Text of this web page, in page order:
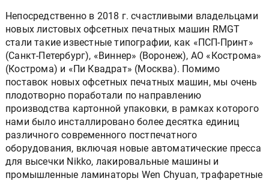
Непосредственно в 2018 г. счастливыми владельцами
новых листовых офсетных печатных машин RMGT
стали такие известные типографии, как «ПСП-Принт»
(Санкт-Петербург), «Виннер» (Воронеж), АО «Кострома»
(Кострома) и «Пи Квадрат» (Москва). Помимо
поставок новых офсетных печатных машин, мы очень
плодотворно поработали по направлению
производства картонной упаковки, в рамках которого
нами было инсталлировано более десятка единиц
различного современного постпечатного
оборудования, включая новые автоматические пресса
для высечки Nikko, лакировальные машины и
промышленные ламинаторы Wen Chyuan, трафаретные